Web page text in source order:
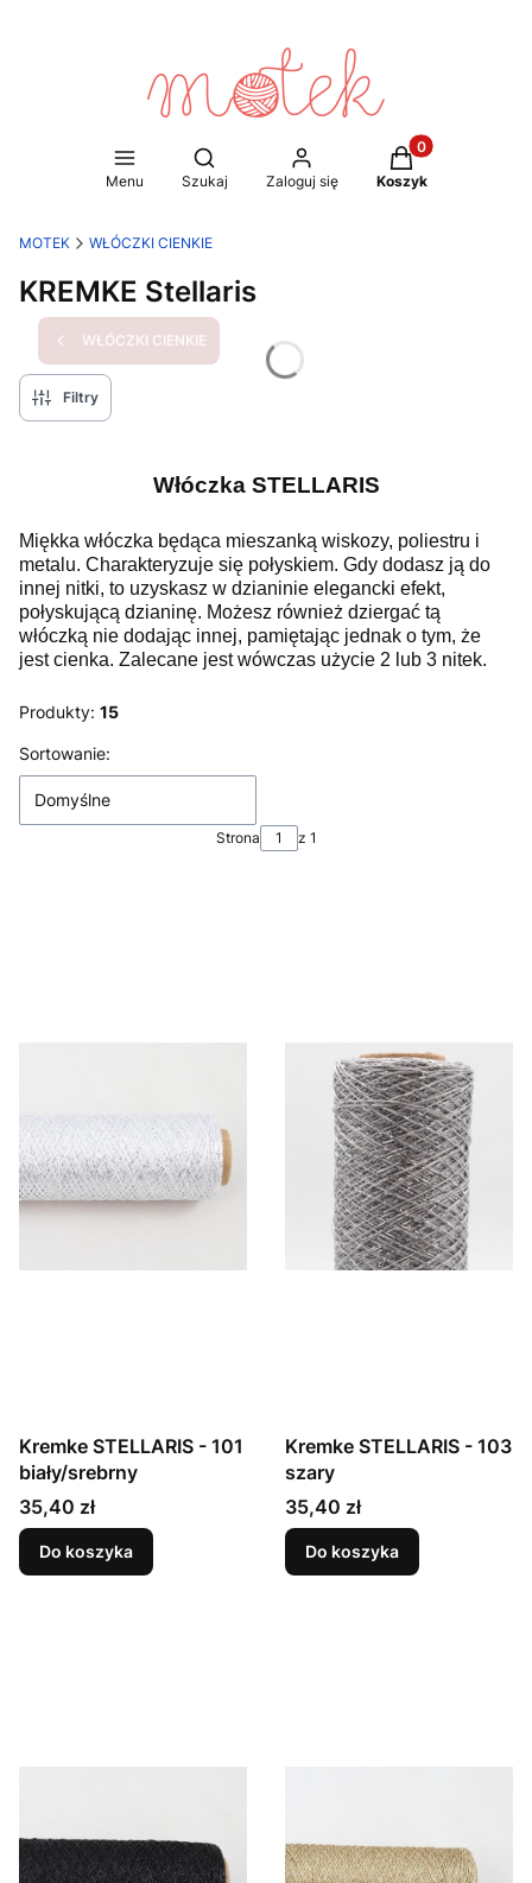
Menu
Otwórz wyszukiwarkę
Szukaj Zaloguj się
Produkty w
Koszyk
MOTEK WŁÓCZKI CIENKIE
KREMKE Stellaris
WŁÓCZKI CIENKIE
Filtry
Włóczka STELLARIS
Miękka włóczka będąca mieszanką wiskozy, poliestru i
metalu. Charakteryzuje się połyskiem. Gdy dodasz ją do
innej nitki, to uzyskasz w dzianinie elegancki efekt,
połyskującą dzianinę. Możesz również dziergać tą
włóczką nie dodając innej, pamiętając jednak o tym, że
jest cienka. Zalecane jest wówczas użycie 2 lub 3 nitek.
Produkty: 15
Lista produktów
Sortowanie:
Domyślne
Strona z 1
Kremke STELLARIS - 101
biały/srebrny
Cena
35,40 zł
Do koszyka
Kremke STELLARIS - 103
szary
Cena
35,40 zł
Do koszyka